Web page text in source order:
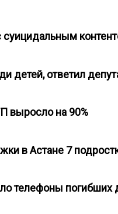
суицидальным
детей, ответил
выросло на 90%
в Астане 7
телефоны погибших